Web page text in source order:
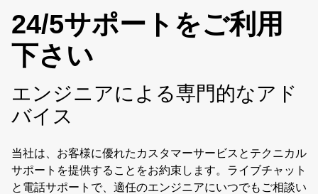
24/5サポートをご利用
下さい
エンジニアによる専門的なアド
バイス
当社は、お客様に優れたカスタマーサービスとテクニカル
サポートを提供することをお約束します。ライブチャット
と電話サポートで、適任のエンジニアにいつでもご相談い